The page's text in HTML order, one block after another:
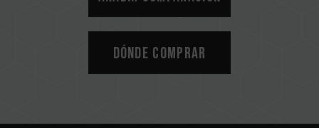
Dónde comprar